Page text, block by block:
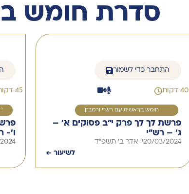
סדרת חומש
התחבר כדי לשמור
40 דקות
חומש בראשית עם רש"י ורמב"ן
פרשת לך לך פרק י"ב פסוקים א' –
ג' – רש״י
20/03/2024י' אדר ב' תשפ"ד
לשיעור ←
45 דקות
2
ו'-